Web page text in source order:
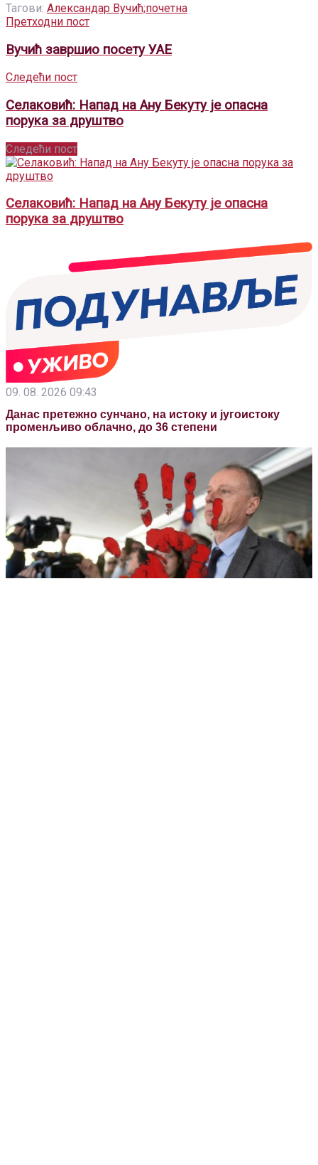
Тагови: Александар Вучић;почетна
Претходни пост
Вучић завршио посету УАЕ
Следећи пост
Селаковић: Напад на Ану Бекуту је опасна
порука за друштво
Следећи пост
Селаковић: Напад на Ану Бекуту је опасна
порука за друштво
09. 08. 2026 09:43
Данас претежно сунчано, на истоку и југоистоку
променљиво облачно, до 36 степени